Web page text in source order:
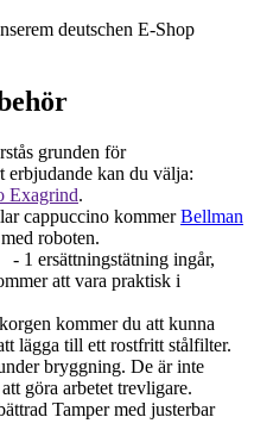
deutschen E-Shop
grunden för
erbjudande kan du välja:
Exagrind.
cappuccino kommerBellman
roboten.
- 1 ersättningstätning ingår,
att vara praktisk i
kommer du att kunna
lägga till ett rostfritt stålfilter.
bryggning. De är inte
göra arbetet trevligare.
Tamper med justerbar